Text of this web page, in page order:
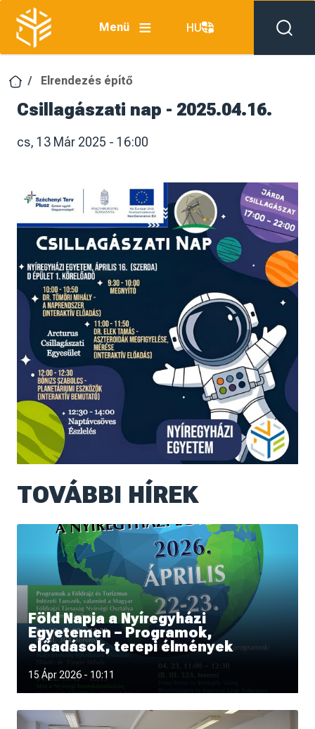
Ugrás a tartalomra
Menü
HU
Elrendezés építő
Csillagászati nap - 2025.04.16.
cs, 13 Már 2025 - 16:00
TOVÁBBI HÍREK
Föld Napja a Nyíregyházi
Egyetemen – Programok,
előadások, terepi élmények
Csatlakozz a Föld Napja alkalmából szervezett programok
15 Ápr 2026 - 10:11